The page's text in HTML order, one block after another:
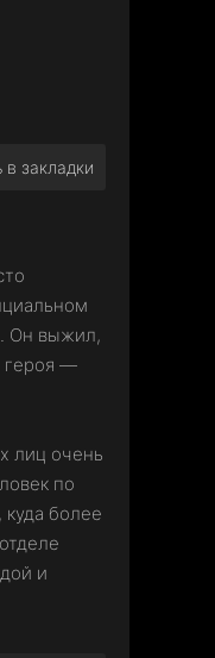
в закладки
Он выжил,
героя —
лиц очень
по
более
и